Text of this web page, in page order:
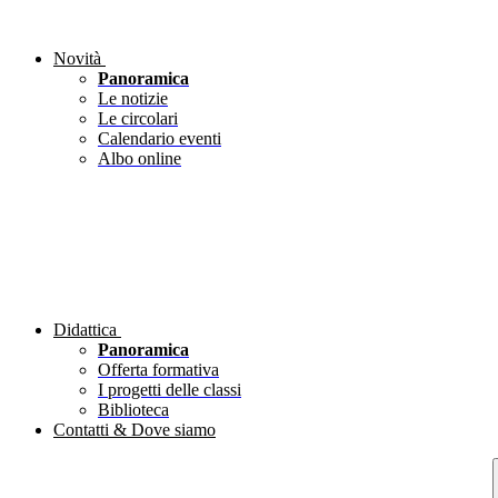
Novità
Panoramica
Le notizie
Le circolari
Calendario eventi
Albo online
Didattica
Panoramica
Offerta formativa
I progetti delle classi
Biblioteca
Contatti & Dove siamo